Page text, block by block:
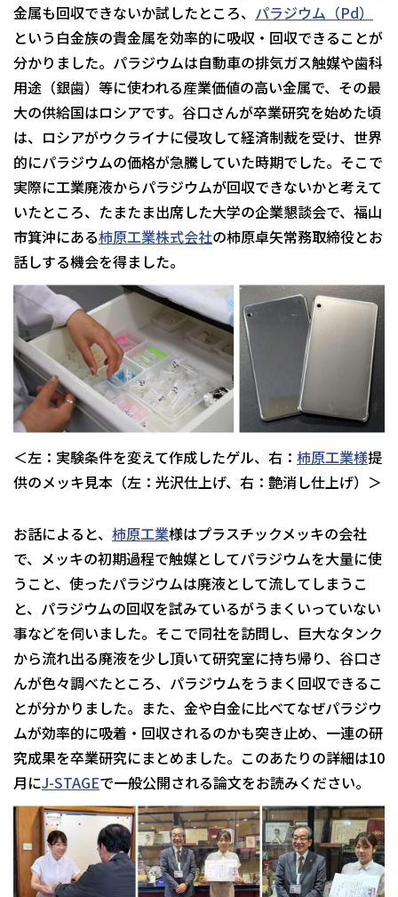
金属も回収できないか試したところ、 パラジウム（Pd）
という白金族の貴金属を効率的に吸収・回収できることが
分かりました。パラジウムは自動車の排気ガス触媒や歯科
用途（銀歯）等に使われる産業価値の高い金属で、その最
大の供給国はロシアです。谷口さんが卒業研究を始めた頃
は、ロシアがウクライナに侵攻して経済制裁を受け、世界
的にパラジウムの価格が急騰していた時期でした。そこで
実際に工業廃液からパラジウムが回収できないかと考えて
いたところ、たまたま出席した大学の企業懇談会で、福山
市箕沖にある柿原工業株式会社の柿原卓矢常務取締役とお
話しする機会を得ました。
＜左：実験条件を変えて作成したゲル、右： 柿原工業様提
供のメッキ見本（左：光沢仕上げ、右：艶消し仕上げ）＞
お話によると、 柿原工業様はプラスチックメッキの会社
で、メッキの初期過程で触媒としてパラジウムを大量に使
うこと、使ったパラジウムは廃液として流してしまうこ
と、パラジウムの回収を試みているがうまくいっていない
事などを伺いました。そこで同社を訪問し、巨大なタンク
から流れ出る廃液を少し頂いて研究室に持ち帰り、谷口さ
んが色々調べたところ、パラジウムをうまく回収できるこ
とが分かりました。また、金や白金に比べてなぜパラジウ
ムが効率的に吸着・回収されるのかも突き止め、一連の研
究成果を卒業研究にまとめました。このあたりの詳細は10
月にJ-STAGEで一般公開される論文をお読みください。